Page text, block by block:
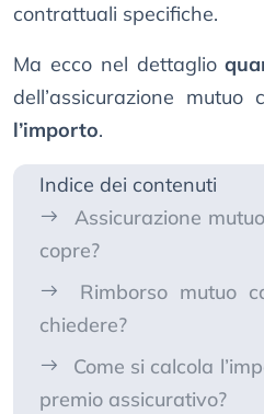
contrattuali specifiche.
Ma ecco nel dettaglio
dell’assicurazione
l’importo.
Indice dei contenuti
Assicurazione
copre?
Rimborso mutuo
chiedere?
Come si calcola
premio assicurativo?